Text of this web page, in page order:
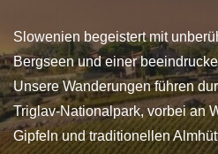
Slowenien begeistert mit
Bergseen und einer
Unsere Wanderungen führen
Triglav-Nationalpark, vorbei an
Gipfeln und traditionellen